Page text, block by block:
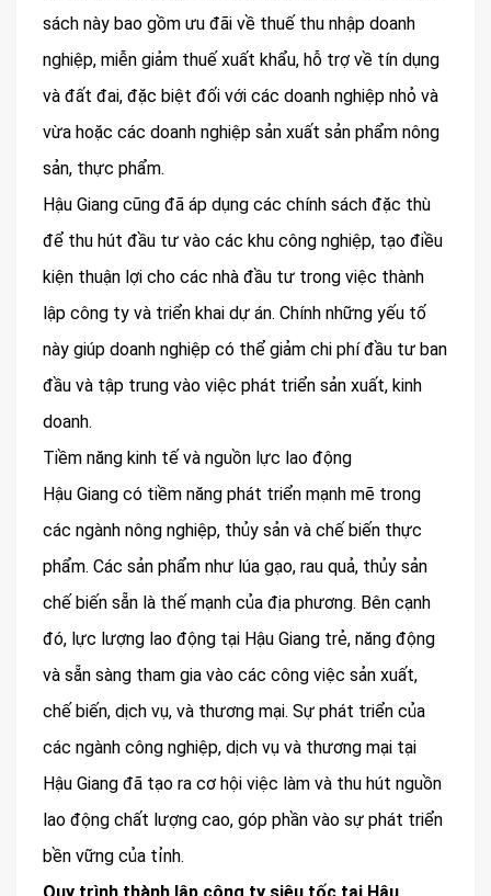
sách này bao gồm ưu đãi về thuế thu nhập doanh
nghiệp, miễn giảm thuế xuất khẩu, hỗ trợ về tín dụng
và đất đai, đặc biệt đối với các doanh nghiệp nhỏ và
vừa hoặc các doanh nghiệp sản xuất sản phẩm nông
sản, thực phẩm.
Hậu Giang cũng đã áp dụng các chính sách đặc thù
để thu hút đầu tư vào các khu công nghiệp, tạo điều
kiện thuận lợi cho các nhà đầu tư trong việc thành
lập công ty và triển khai dự án. Chính những yếu tố
này giúp doanh nghiệp có thể giảm chi phí đầu tư ban
đầu và tập trung vào việc phát triển sản xuất, kinh
doanh.
Tiềm năng kinh tế và nguồn lực lao động
Hậu Giang có tiềm năng phát triển mạnh mẽ trong
các ngành nông nghiệp, thủy sản và chế biến thực
phẩm. Các sản phẩm như lúa gạo, rau quả, thủy sản
chế biến sẵn là thế mạnh của địa phương. Bên cạnh
đó, lực lượng lao động tại Hậu Giang trẻ, năng động
và sẵn sàng tham gia vào các công việc sản xuất,
chế biến, dịch vụ, và thương mại. Sự phát triển của
các ngành công nghiệp, dịch vụ và thương mại tại
Hậu Giang đã tạo ra cơ hội việc làm và thu hút nguồn
lao động chất lượng cao, góp phần vào sự phát triển
bền vững của tỉnh.